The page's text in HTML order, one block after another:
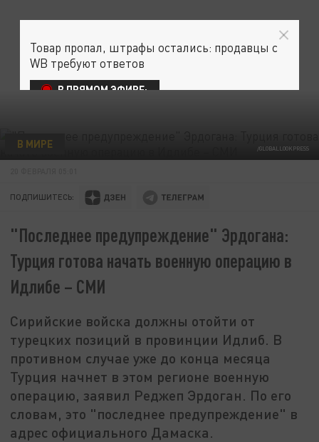
/GLOBALLOOKPRESS
В МИРЕ
ПОДПИШИТЕСЬ:
"Последнее предупреждение" Эрдогана:
Турция готова начать военную операцию в
Идлибе – СМИ
Сирийские войска должны отойти от
турецких позиций в провинции Идлиб. В
противном случае уже до конца месяца
Турция начнет в этом регионе военную
операцию, заявил Реджеп Эрдоган. По его
словам, это "последнее предупреждение" в
адрес официального Дамаска.
Товар пропал, штрафы остались: продавцы с
WB требуют ответов
В ПРЯМОМ ЭФИРЕ: